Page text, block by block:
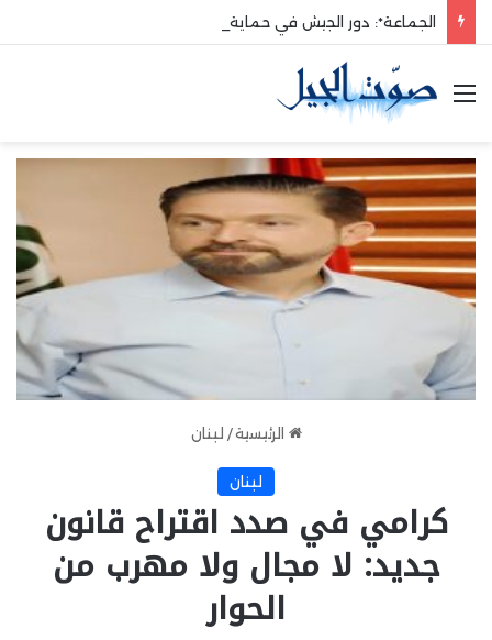
القائمة
الرئيسية / لبنان
لبنان
كرامي في صدد اقتراح قانون
جديد: لا مجال ولا مهرب من
الحوار